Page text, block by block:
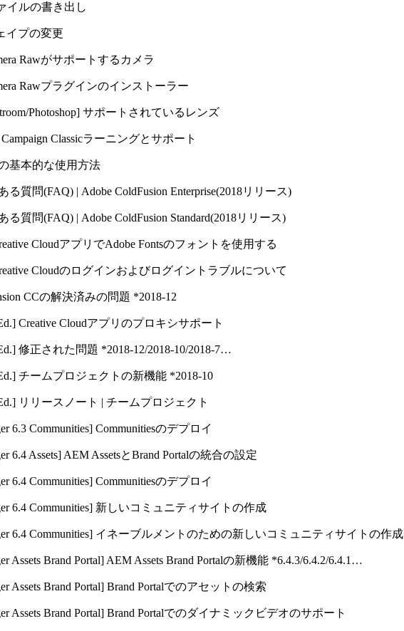
イルの書き出し
イプの変更
Rawがサポートするカメラ
Rawプラグインのインストーラー
Photoshop] サポートされているレンズ
Classicラーニングとサポート
基本的な使用方法
る質問(FAQ) | Adobe ColdFusion Enterprise(2018リリース)
る質問(FAQ) | Adobe ColdFusion Standard(2018リリース)
CloudアプリでAdobe Fontsのフォントを使用する
Cloudのログインおよびログイントラブルについて
CCの解決済みの問題 *2018-12
Creative Cloudアプリのプロキシサポート
修正された問題 *2018-12/​2018-10/​2018-7…
チームプロジェクトの新機能 *2018-10
リリースノート | チームプロジェクト
6.3 Communities] Communitiesのデプロイ
6.4 Assets] AEM AssetsとBrand Portalの統合の設定
6.4 Communities] Communitiesのデプロイ
6.4 Communities] 新しいコミュニティサイトの作成
6.4 Communities] イネーブルメントのための新しいコミュニティサイトの作成
Assets Brand Portal] AEM Assets Brand Portalの新機能 *6.4.3/​6.4.2/​6.4.1…
Assets Brand Portal] Brand Portalでのアセットの検索
Assets Brand Portal] Brand Portalでのダイナミックビデオのサポート